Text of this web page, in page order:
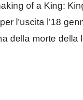
of a King:
l’uscita l’18
della morte della